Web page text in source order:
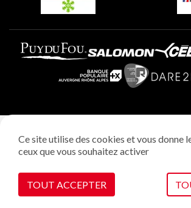
Gestion des cookies
Ce site utilise des cookies et vous donne
ceux que vous souhaitez activer
TOUT ACCEPTER